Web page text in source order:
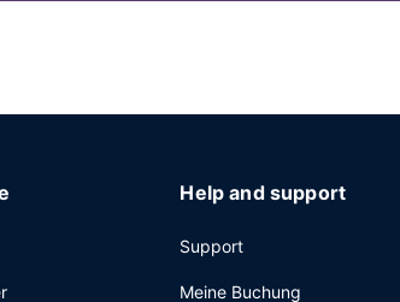
Help and support
Support
Meine Buchung